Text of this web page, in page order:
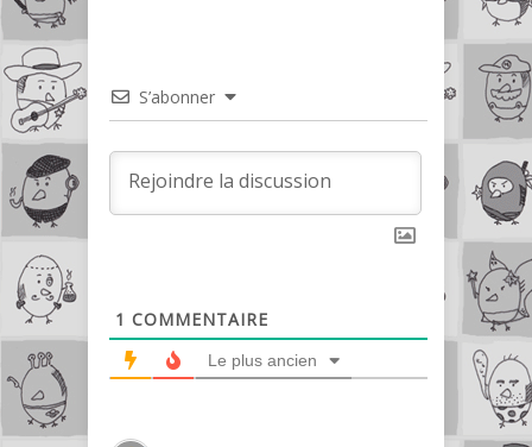
S’abonner
1 COMMENTAIRE
Le plus ancien